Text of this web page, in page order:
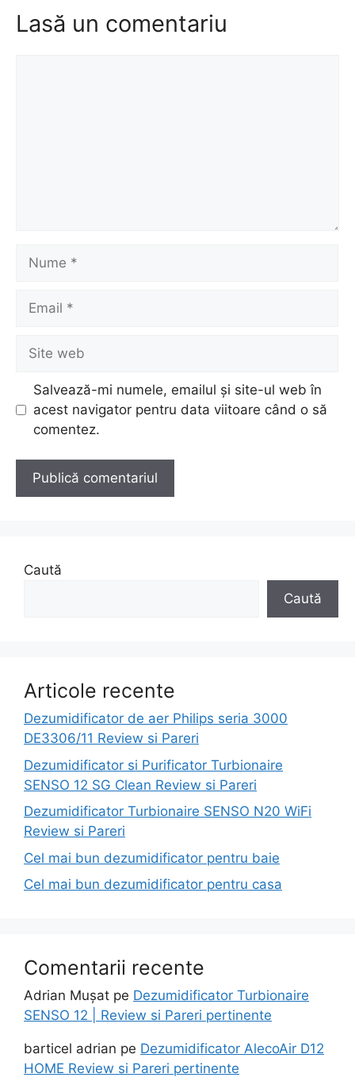
Lasă un comentariu
web
Salvează-mi numele, emailul și site-ul web în
acest navigator pentru data viitoare când o să
comentez.
Caută
Caută
Articole recente
Dezumidificator de aer Philips seria 3000
DE3306/11 Review si Pareri
Dezumidificator si Purificator Turbionaire
SENSO 12 SG Clean Review si Pareri
Dezumidificator Turbionaire SENSO N20 WiFi
Review si Pareri
Cel mai bun dezumidificator pentru baie
Cel mai bun dezumidificator pentru casa
Comentarii recente
Adrian Mușat pe Dezumidificator Turbionaire
SENSO 12 | Review si Pareri pertinente
barticel adrian pe Dezumidificator AlecoAir D12
HOME Review si Pareri pertinente